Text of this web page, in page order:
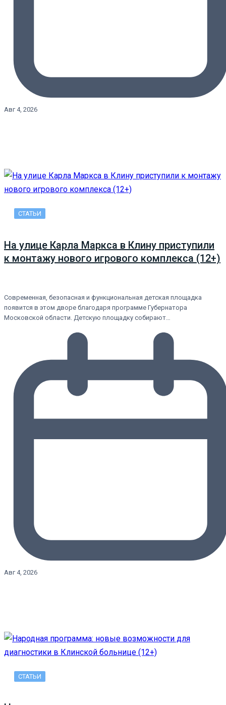
Авг 4, 2026
СТАТЬИ
На улице Карла Маркса в Клину приступили
к монтажу нового игрового комплекса (12+)
Современная, безопасная и функциональная детская площадка
появится в этом дворе благодаря программе Губернатора
Московской области. Детскую площадку собирают…
Авг 4, 2026
СТАТЬИ